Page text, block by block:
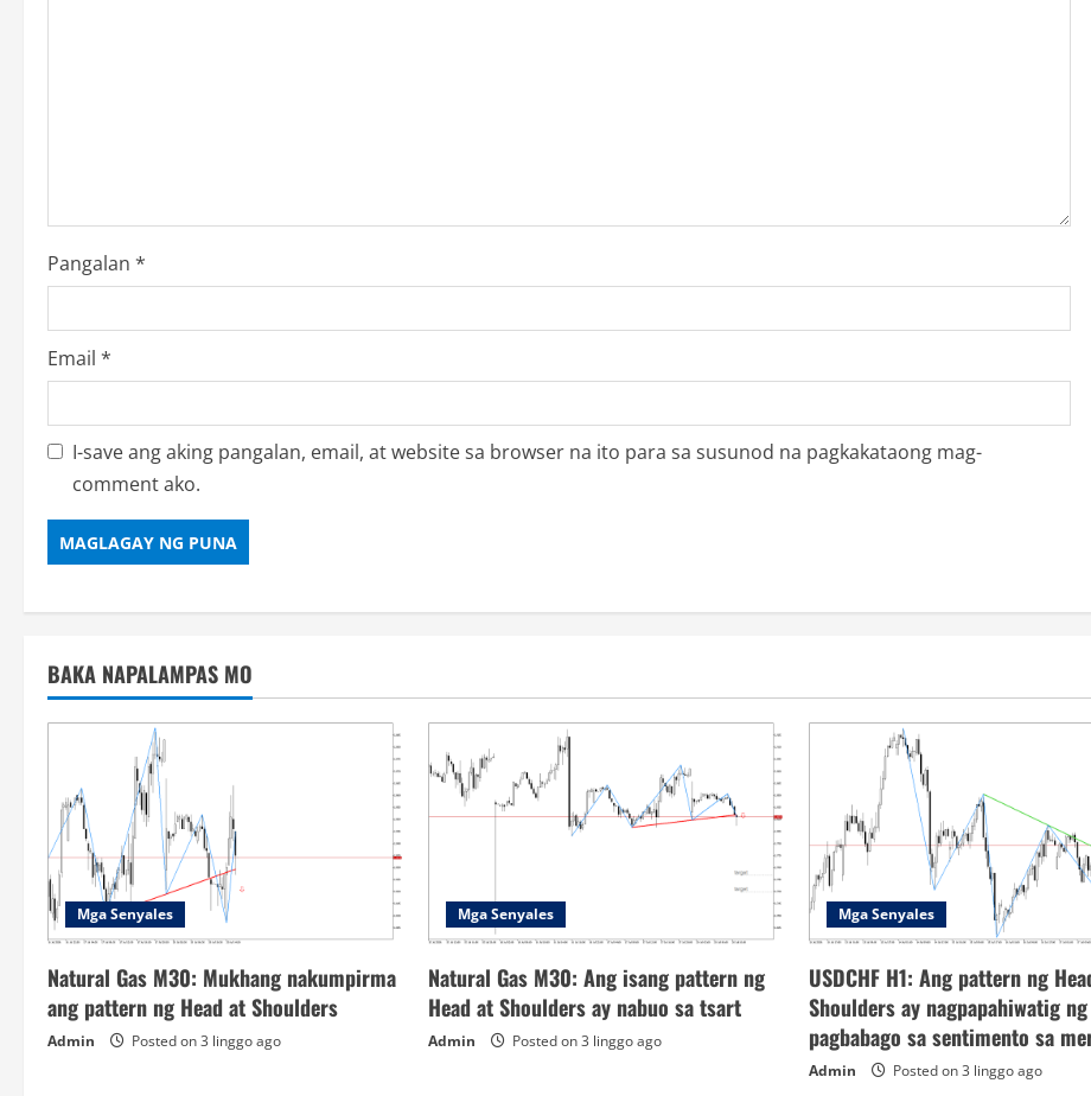
Pangalan *
Email *
I-save ang aking pangalan, email, at website sa browser na ito para sa susunod na pagkakataong mag-
comment ako.
BAKA NAPALAMPAS MO
Mga Senyales
Natural Gas M30: Mukhang nakumpirma
ang pattern ng Head at Shoulders
Admin Posted on 3 linggo ago
Mga Senyales
Natural Gas M30: Ang isang pattern ng
Head at Shoulders ay nabuo sa tsart
Admin Posted on 3 linggo ago
Mga Senyales
USDCHF H1: Ang pattern ng
Shoulders ay nagpapahiwatig ng
pagbabago sa sentimento sa
Admin Posted on 3 linggo ago